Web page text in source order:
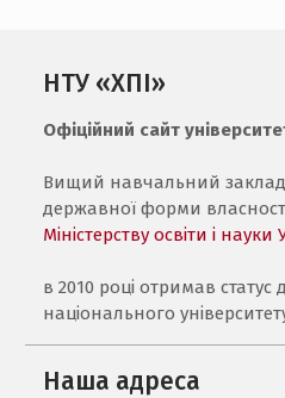
НТУ «ХПІ»
Офіційний сайт
Вищий навчальний
державної форми
Міністерству освіти і науки
в 2010 році отримав статус
національного
Наша адреса